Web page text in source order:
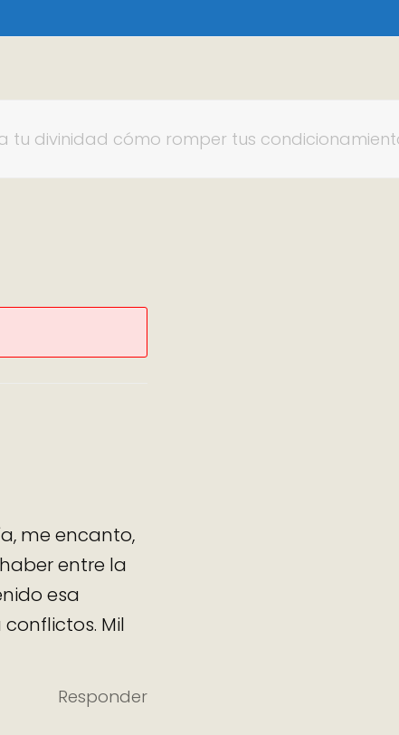
tu divinidad cómo romper tus
me encanto,
entre la
esa
Mil
Responder